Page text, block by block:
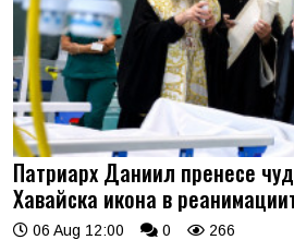
Патриарх Даниил пренесе
Хавайска икона в
06 Aug 12:00 0 266